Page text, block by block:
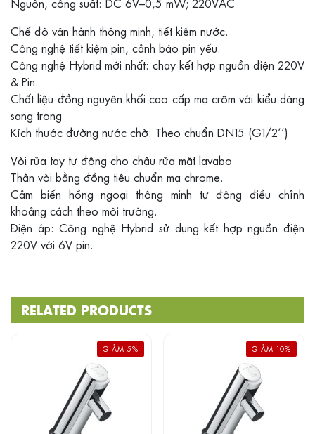
Chế độ vận hành thông minh, tiết kiệm nước.
Công nghệ tiết kiệm pin, cảnh báo pin yếu.
Công nghệ Hybrid mới nhất: chạy kết hợp nguồn điện 220V
& Pin.
Chất liệu đồng nguyên khối cao cấp mạ crôm với kiểu dáng
sang trọng
Kích thước đường nước chờ: Theo chuẩn DN15 (G1/2’’)
Vòi rửa tay tự động cho chậu rửa mặt lavabo
Thân vòi bằng đồng tiêu chuẩn mạ chrome.
Cảm biến hồng ngoại thông minh tự động điều chỉnh
khoảng cách theo môi trường.
Điện áp: Công nghệ Hybrid sử dụng kết hợp nguồn điện
220V với 6V pin.
RELATED PRODUCTS
GIẢM 5% GIẢM 10%